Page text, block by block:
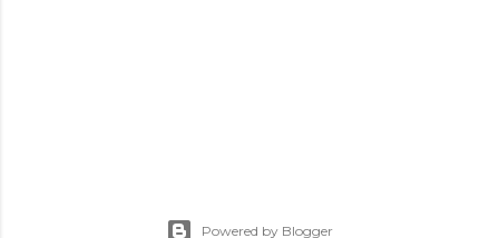
Powered by Blogger